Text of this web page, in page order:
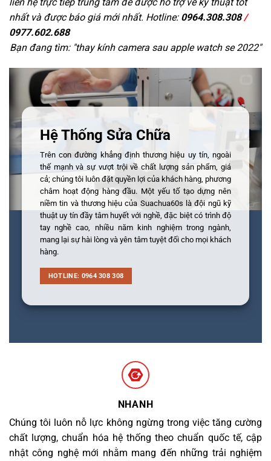
nhất và được báo giá mới nhất. Hotline: 0964.308.308/
0977.602.688
Bạn đang tìm: "thay kính camera sau apple watch se 2022"
Hệ Thống Sửa Chữa
Trên con đường khẳng định thương hiệu uy tín, ngoài
thế mạnh và sự vượt trội về chất lượng sản phẩm, giá
cả; chúng tôi luôn đặt quyền lợi của khách hàng, phương
châm hoạt động hàng đầu. Một yếu tố tạo dựng nên
niềm tin và thương hiệu của Suachua60s là đội ngũ kỹ
thuật uy tín đầy tâm huyết với nghề, đặc biệt có trình độ
tay nghề cao, nhiều năm kinh nghiệm trong ngành,
mang lại sự hài lòng và yên tâm tuyệt đối cho mọi khách
hàng.
HOTLINE: 0964 308 308
NHANH
Chúng tôi luôn nỗ lực không ngừng trong việc tăng cường
chất lượng, chuẩn hóa hệ thống theo chuẩn quốc tế, cập
nhật công nghệ mới nhằm mang đến những trải nghiệm